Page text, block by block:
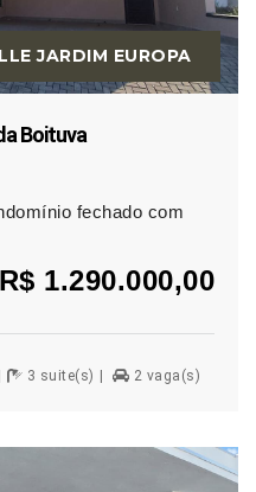
JARDIM EUROPA
Boituva
fechado com
1.290.000,00
3 suite(s) 2 vaga(s)